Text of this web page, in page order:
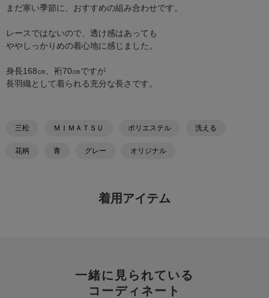
まだ寒い季節に、おすすめの組み合わせです。
レースではないので、透け感はあっても
ややしっかりめの着心地に感じました。
身長168㎝、裄70㎝ですが
長羽織として着られる充分な長さです。
三松 ＭＩＭＡＴＳＵ ポリエステル 洗える
花柄 青 グレー オリジナル
着用アイテム
一緒に見られている
コーディネート